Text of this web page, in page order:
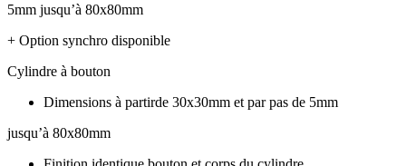
5mm jusqu’à 80x80mm
+ Option synchro disponible
Cylindre à bouton
Dimensions à partirde 30x30mm et par pas de 5mm
jusqu’à 80x80mm